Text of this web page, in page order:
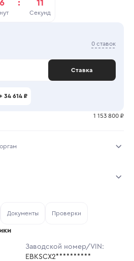
: 11
Секунд
0 ставок
Ставка
34 614 ₽
1 153 800 ₽
Открытые торги
11 538 ₽
не найдено
Документы Проверки
Заводской номер/VIN:
EBKSCX2**********